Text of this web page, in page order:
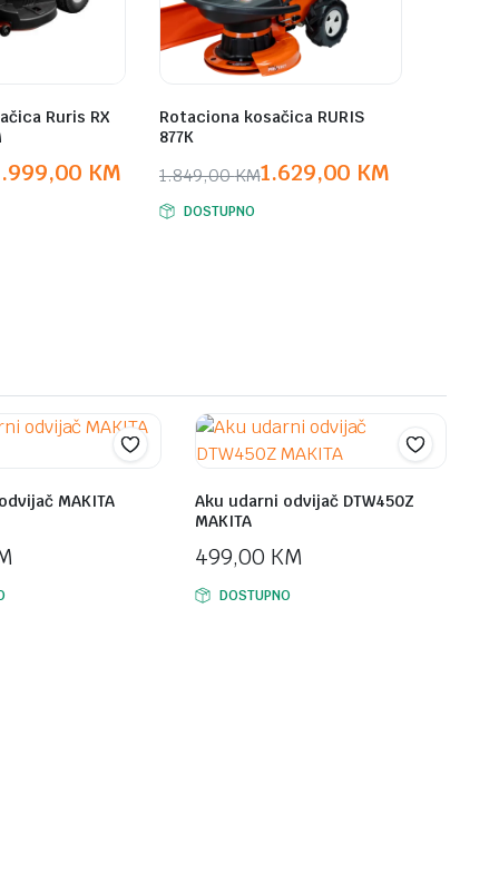
Ruris RX
KM
Rotaciona kosačica RURIS
877K
1.849,00KM
Original
price
1.629,00 KM
Current
price
DOSTUPNO
MAKITA
Aku udarni odvijač DTW450Z
MAKITA
499,00 KM
DOSTUPNO